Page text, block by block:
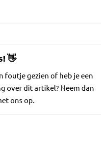
👋
foutje gezien of heb je een
over dit artikel? Neem dan
ons op.